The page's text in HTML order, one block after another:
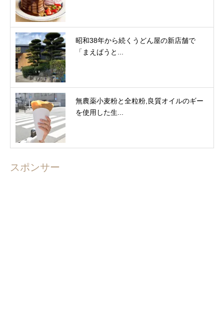
昭和38年から続くうどん屋の新店舗で
「まえばうと...
無農薬小麦粉と全粒粉,良質オイルのギー
を使用した生...
スポンサー